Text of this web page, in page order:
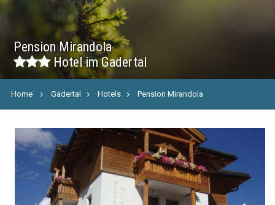
Pension Mirandola
Hotel im Gadertal
Home Gadertal Hotels Pension Mirandola